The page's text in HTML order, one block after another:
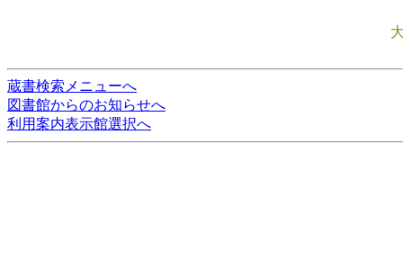
蔵書検索メニューへ
図書館からのお知らせへ
利用案内表示館選択へ